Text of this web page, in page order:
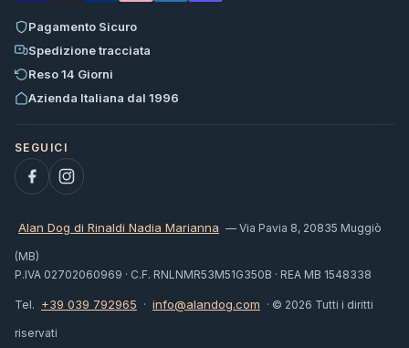
Pagamento Sicuro
Spedizione tracciata
Reso 14 Giorni
Azienda Italiana dal 1996
Alan Dog di Rinaldi Nadia Marianna — Via Pavia 8, 20835 Muggiò
(MB)
P.IVA 02702060969 · C.F. RNLNMR53M51G350B · REA MB 1548338
Tel. +39 039 792965 · info@alandog.com · © 2026 Tutti i diritti
riservati